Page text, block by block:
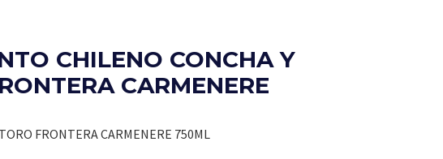
CHILENO CONCHA Y
CARMENERE
FRONTERA CARMENERE 750ML